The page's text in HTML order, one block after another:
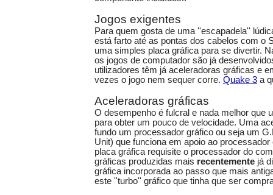
Jogos exigentes
Para quem gosta de uma ''escapadela''
está farto até as pontas dos cabelos com o
uma simples placa gráfica para se divertir.
os jogos de computador são já
utilizadores têm já aceleradoras gráficas e
vezes o jogo nem sequer corre. Quake 3 a
Aceleradoras gráficas
O desempenho é fulcral e nada melhor que
para obter um pouco de velocidade. Uma
fundo um processador gráfico ou seja um
Unit) que funciona em apoio ao
placa gráfica requisite o processador do
gráficas produzidas mais recentemente já
gráfica incorporada ao passo que mais
este ''turbo'' gráfico que tinha que ser